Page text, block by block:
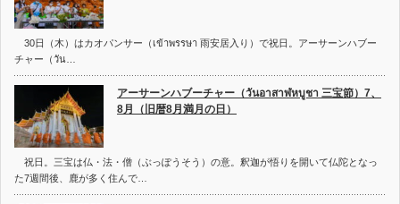
30日（木）はカオパンサー（เข้าพรรษา 雨安居入り）で祝日。アーサーンハブー
チャー（วัน…
アーサーンハブーチャー（วันอาสาฬหบูชา 三宝節）7、
8月（旧暦8月満月の日）
祝日。三宝は仏・法・僧（ぶっぽうそう）の意。釈迦が悟りを開いて仏陀となっ
た7週間後、鹿が多く住んで…